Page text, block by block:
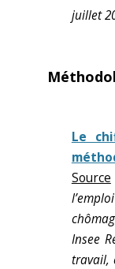
juillet
Le
Source
Insee
travail,